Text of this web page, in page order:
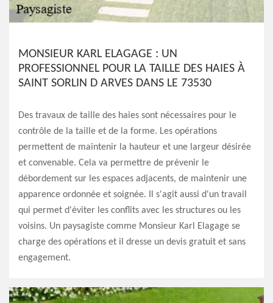
MONSIEUR KARL ELAGAGE : UN
PROFESSIONNEL POUR LA TAILLE DES HAIES À
SAINT SORLIN D ARVES DANS LE 73530
Des travaux de taille des haies sont nécessaires pour le
contrôle de la taille et de la forme. Les opérations
permettent de maintenir la hauteur et une largeur désirée
et convenable. Cela va permettre de prévenir le
débordement sur les espaces adjacents, de maintenir une
apparence ordonnée et soignée. Il s'agit aussi d'un travail
qui permet d'éviter les conflits avec les structures ou les
voisins. Un paysagiste comme Monsieur Karl Elagage se
charge des opérations et il dresse un devis gratuit et sans
engagement.